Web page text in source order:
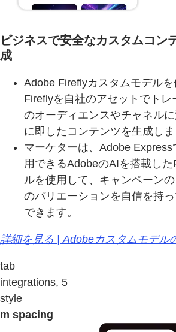
ビジネスで安全なカスタムコン
成
Adobe Fireflyカスタムモデル
Fireflyを自社のアセットでトレ
のオーディエンスやチャネル
に即したコンテンツを生成しま
マーケターは、Adobe Express
用できるAdobeのAIを搭載し
ルを使用して、キャンペーン
のバリエーションを自信を持
できます。
詳細を見る | Adobeカスタムモデル
tab
integrations, 5
style
m spacing